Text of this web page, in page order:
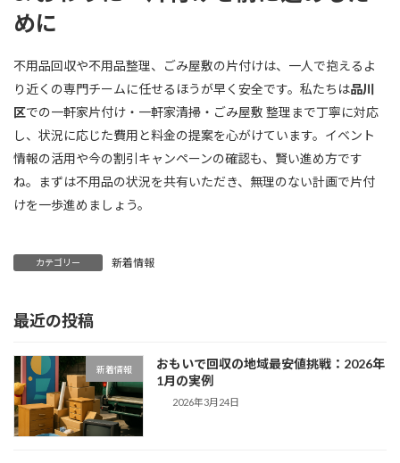
めに
不用品回収や不用品整理、ごみ屋敷の片付けは、一人で抱えるよ
り近くの専門チームに任せるほうが早く安全です。私たちは品川
区での一軒家片付け・一軒家清掃・ごみ屋敷 整理まで丁寧に対応
し、状況に応じた費用と料金の提案を心がけています。イベント
情報の活用や今の割引キャンペーンの確認も、賢い進め方です
ね。まずは不用品の状況を共有いただき、無理のない計画で片付
けを一歩進めましょう。
カテゴリー 新着情報
最近の投稿
新着情報
おもいで回収の地域最安値挑戦：2026年
1月の実例
2026年3月24日